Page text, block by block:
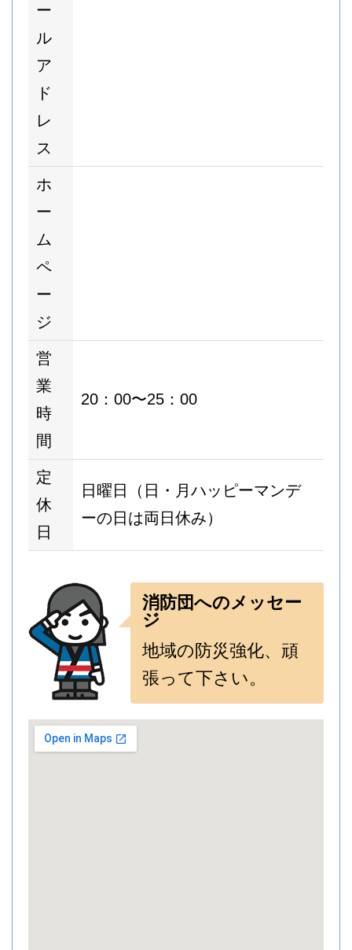
ー
ル
ア
ド
レ
ス
ホ
ー
ム
ペ
ー
ジ
営
業
時
間
20：00〜25：00
定
休
日
日曜日（日・月ハッピーマンデ
ーの日は両日休み）
消防団へのメッセー
ジ
地域の防災強化、頑
張って下さい。